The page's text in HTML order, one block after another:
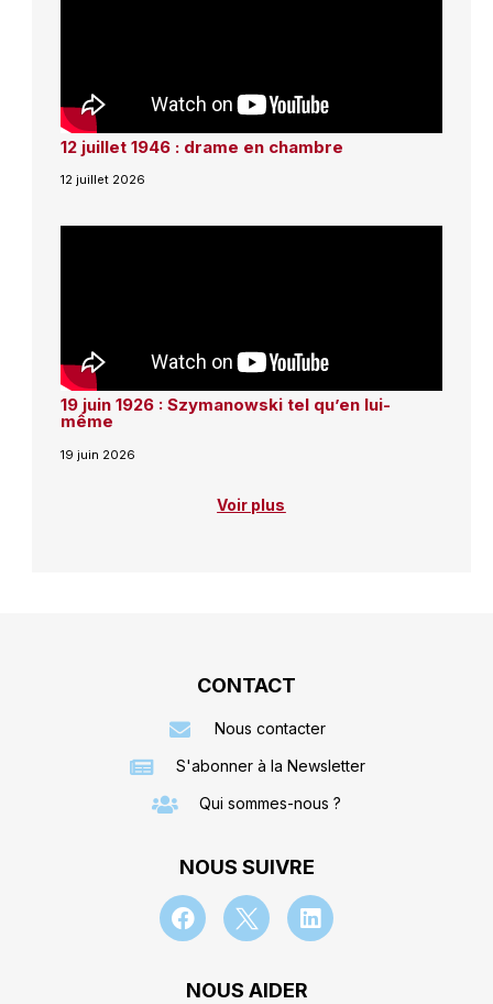
12 juillet 1946 : drame en chambre
12 juillet 2026
19 juin 1926 : Szymanowski tel qu’en lui-
même
19 juin 2026
Voir plus
CONTACT
Nous contacter
S'abonner à la Newsletter
Qui sommes-nous ?
NOUS SUIVRE
NOUS AIDER